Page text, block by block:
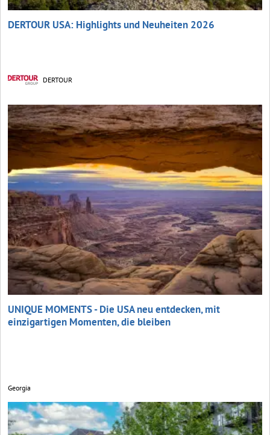
DERTOUR USA: Highlights und Neuheiten 2026
DERTOUR
UNIQUE MOMENTS - Die USA neu entdecken, mit
einzigartigen Momenten, die bleiben
Georgia